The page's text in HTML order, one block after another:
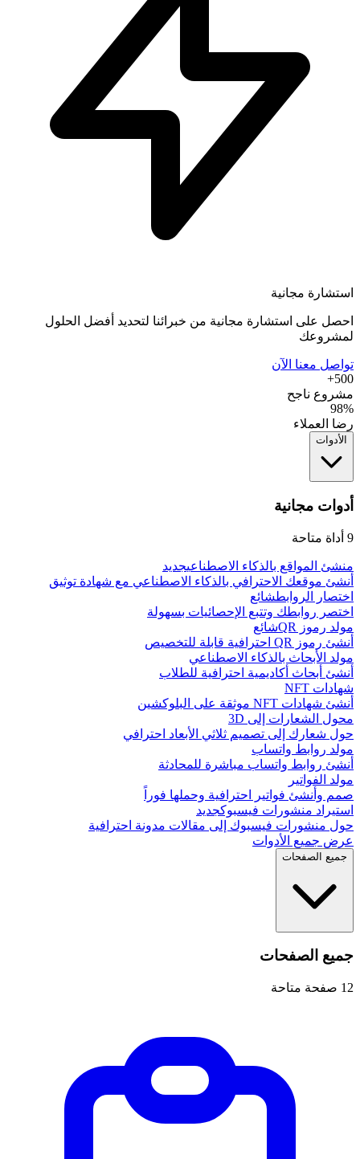
استشارة مجانية
احصل على استشارة مجانية من خبرائنا لتحديد أفضل الحلول
لمشروعك
تواصل معنا الآن
500+
مشروع ناجح
98%
رضا العملاء
الأدوات
أدوات مجانية
9 أداة متاحة
منشئ المواقع بالذكاء الاصطناعيجديد
أنشئ موقعك الاحترافي بالذكاء الاصطناعي مع شهادة توثيق
اختصار الروابطشائع
اختصر روابطك وتتبع الإحصائيات بسهولة
مولد رموز QR
شائع
أنشئ رموز QR احترافية قابلة للتخصيص
مولد الأبحاث بالذكاء الاصطناعي
أنشئ أبحاث أكاديمية احترافية للطلاب
شهادات NFT
أنشئ شهادات NFT موثقة على البلوكشين
محول الشعارات إلى 3D
حول شعارك إلى تصميم ثلاثي الأبعاد احترافي
مولد روابط واتساب
أنشئ روابط واتساب مباشرة للمحادثة
مولد الفواتير
صمم وأنشئ فواتير احترافية وحملها فوراً
استيراد منشورات فيسبوكجديد
حول منشورات فيسبوك إلى مقالات مدونة احترافية
عرض جميع الأدوات
جميع الصفحات
جميع الصفحات
12 صفحة متاحة